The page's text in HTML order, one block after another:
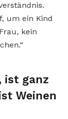
um ein Kind
kein
ist ganz
Weinen